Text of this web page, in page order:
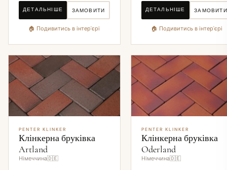
ДЕТАЛЬНІШЕ ЗАМОВИТИ
🏠 Подивитись в інтер'єрі
ДЕТАЛЬНІШЕ ЗАМОВИТИ
🏠 Подивитись в інтер'єрі
PENTER KLINKER
Клінкерна бруківка
Artland
Німеччина🇩🇪
PENTER KLINKER
Клінкерна бруківка
Oderland
Німеччина🇩🇪